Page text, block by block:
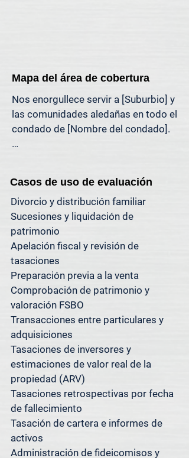
Mapa del área de cobertura
Nos enorgullece servir a [Suburbio] y
las comunidades aledañas en todo el
condado de [Nombre del condado].
tasaciones en el área de [Suburbio].
Si se encuentra cerca y no está
seguro de si atendemos su
propiedad, simplemente pregunte;
con gusto le confirmaremos.
¿Tiene propiedades en varios
mercados? Tenemos lo que
necesita.
Además de servir a [Suburbio],
Spacedesk Appraisal Group también
ofrece servicios de tasación en
Austin, San Antonio, Houston y el
área metropolitana de Dallas-Fort
Worth.
Nuestros sistemas centralizados y
nuestra metodología consistente
nos permiten ofrecer tasaciones
Casos de uso de evaluación
Divorcio y distribución familiar
Sucesiones y liquidación de
patrimonio
Apelación fiscal y revisión de
tasaciones
Preparación previa a la venta
Comprobación de patrimonio y
valoración FSBO
Transacciones entre particulares y
adquisiciones
Tasaciones de inversores y
estimaciones de valor real de la
propiedad (ARV)
Tasaciones retrospectivas por fecha
de fallecimiento
Tasación de cartera e informes de
activos
Administración de fideicomisos y